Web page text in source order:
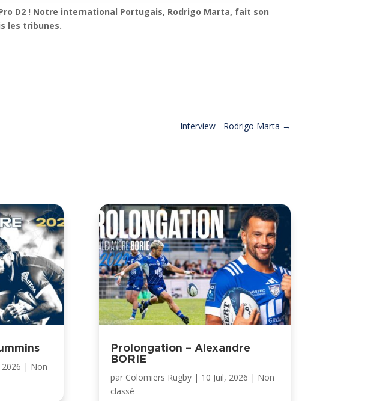
D2 ! Notre international Portugais, Rodrigo Marta, fait son
les tribunes.
Interview - Rodrigo Marta →
2026 | Non
Prolongation – Alexandre
BORIE
par Colomiers Rugby| 10 Juil, 2026 | Non
classé